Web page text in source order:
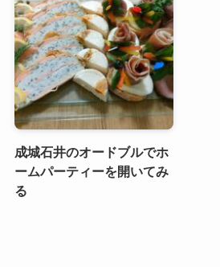
成城石井のオードブルでホ
ームパーティーを開いてみ
る